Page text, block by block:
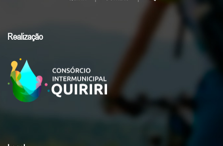
Realização